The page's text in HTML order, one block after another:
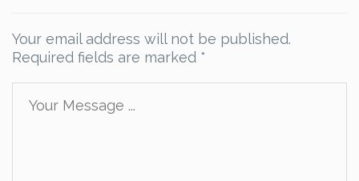
Your email address will not be published.
Required fields are marked *